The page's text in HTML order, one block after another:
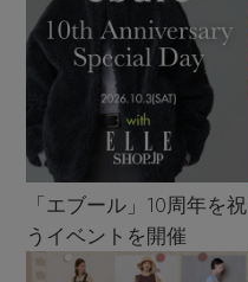
「エブール」10周年を祝
うイベントを開催